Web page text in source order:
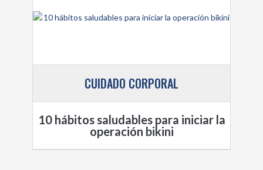
CUIDADO CORPORAL
10 hábitos saludables para iniciar la
operación bikini